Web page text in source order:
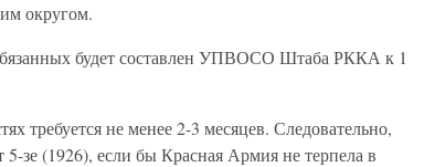
округом.
будет составлен УПВОСО Штаба РККА к 1
требуется не менее 2-3 месяцев. Следовательно,
зе (1926), если бы Красная Армия не терпела в